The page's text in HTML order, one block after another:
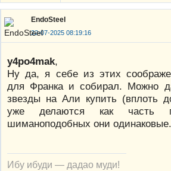
EndoSteel
22-07-2025 08:19:16
y4po4mak,
Ну да, я себе из этих
для Франка и собирал. Можно
звезды на Али купить (вплоть
уже делаются как часть
шиманоподобных они одинаковые.
Ибу ибуди — дадао муди!